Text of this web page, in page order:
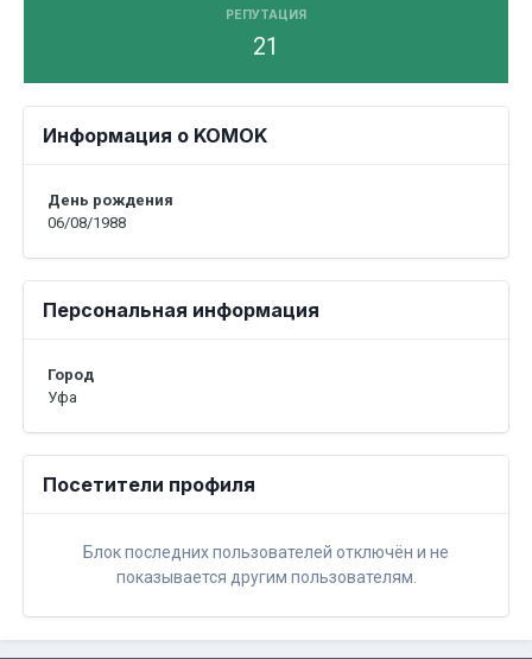
РЕПУТАЦИЯ
21
Информация о KOMOK
День рождения
06/08/1988
Персональная информация
Город
Уфа
Посетители профиля
Блок последних пользователей отключён и не
показывается другим пользователям.